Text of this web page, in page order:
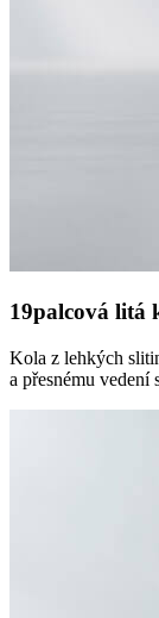
19palcová litá
Kola z lehkých
a přesnému vedení